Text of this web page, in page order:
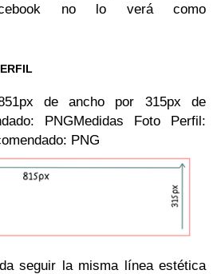
no lo verá como
de ancho por 315px de
PNGMedidas Foto Perfil:
PNG
seguir la misma línea estética